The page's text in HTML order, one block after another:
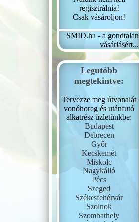
regisztrálnia!
Csak vásároljon!
SMID.hu - a gondtalan
vásárlásért...
Legutóbb
megtekintve:
Tervezze meg útvonalát
vonóhorog és utánfutó
alkatrész üzletünkbe:
Budapest
Debrecen
Győr
Kecskemét
Miskolc
Nagykálló
Pécs
Szeged
Székesfehérvár
Szolnok
Szombathely